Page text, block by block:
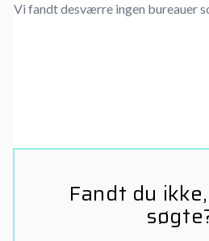
Vi fandt desværre ingen bureauer
Fandt du